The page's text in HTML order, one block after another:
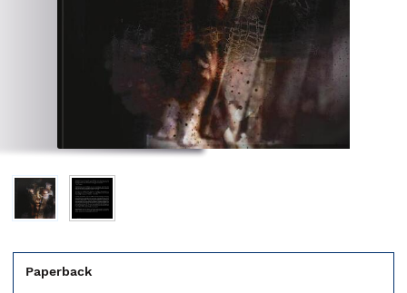
Paperback